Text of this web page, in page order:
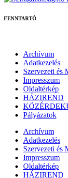
FENNTARTÓ
Archívum
Adatkezelés
Szervezeti és
Impresszum
Oldaltérkép
HÁZIREND
Pályázatok
Archívum
Adatkezelés
Szervezeti és
Impresszum
Oldaltérkép
HÁZIREND